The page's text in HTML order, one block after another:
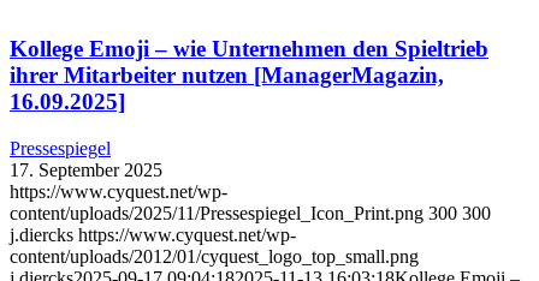
Kollege Emoji – wie Unternehmen den Spieltrieb
ihrer Mitarbeiter nutzen [ManagerMagazin,
16.09.2025]
Pressespiegel
17. September 2025
https://www.cyquest.net/wp-
content/uploads/2025/11/Pressespiegel_Icon_Print.png 300 300
j.diercks https://www.cyquest.net/wp-
content/uploads/2012/01/cyquest_logo_top_small.png